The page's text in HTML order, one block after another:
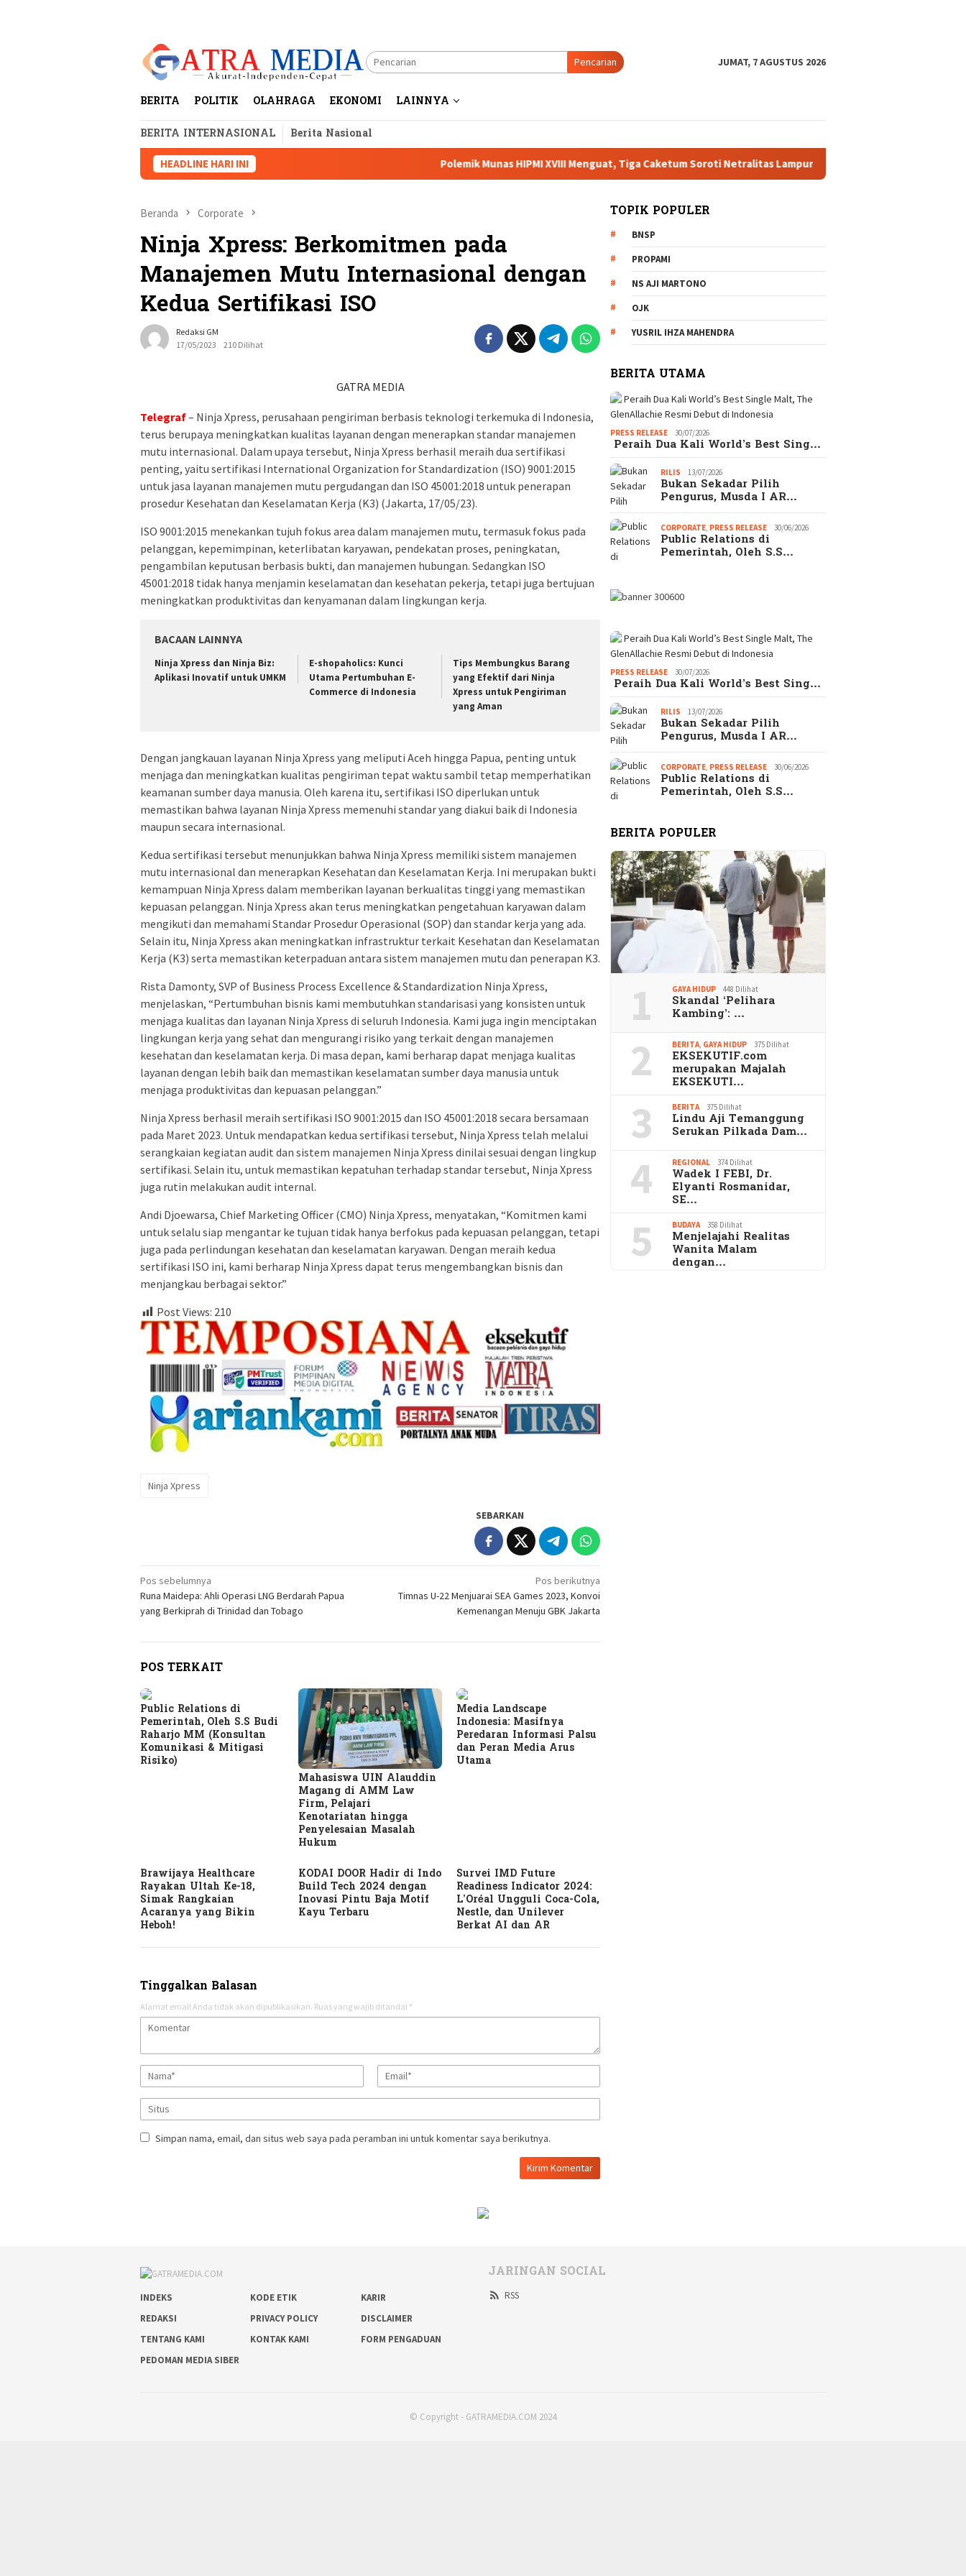
Pencarian JUMAT, 7 AGUSTUS 2026
BERITA POLITIK OLAHRAGA EKONOMI LAINNYA
BERITA INTERNASIONAL Berita Nasional
HEADLINE HARI INI Polemik Munas HIPMI XVIII Menguat, Tiga Caketum Soroti Netralitas Lampung dan Dugaan Pelanggaran AD/ART
Beranda Corporate
Ninja Xpress: Berkomitmen pada
Manajemen Mutu Internasional dengan
Kedua Sertifikasi ISO
Redaksi GM
17/05/2023
210 Dilihat
GATRA MEDIA
Telegraf– Ninja Xpress, perusahaan pengiriman berbasis teknologi terkemuka di Indonesia,
terus berupaya meningkatkan kualitas layanan dengan menerapkan standar manajemen
mutu internasional. Dalam upaya tersebut, Ninja Xpress berhasil meraih dua sertifikasi
penting, yaitu sertifikasi International Organization for Standardization (ISO) 9001:2015
untuk jasa layanan manajemen mutu pergudangan dan ISO 45001:2018 untuk penerapan
prosedur Kesehatan dan Keselamatan Kerja (K3) (Jakarta, 17/05/23).
ISO 9001:2015 menekankan tujuh fokus area dalam manajemen mutu, termasuk fokus pada
pelanggan, kepemimpinan, keterlibatan karyawan, pendekatan proses, peningkatan,
pengambilan keputusan berbasis bukti, dan manajemen hubungan. Sedangkan ISO
45001:2018 tidak hanya menjamin keselamatan dan kesehatan pekerja, tetapi juga bertujuan
meningkatkan produktivitas dan kenyamanan dalam lingkungan kerja.
BACAAN LAINNYA
Ninja Xpress dan Ninja Biz:
Aplikasi Inovatif untuk UMKM
E-shopaholics: Kunci
Utama Pertumbuhan E-
Commerce di Indonesia
Tips Membungkus Barang
yang Efektif dari Ninja
Xpress untuk Pengiriman
yang Aman
Dengan jangkauan layanan Ninja Xpress yang meliputi Aceh hingga Papua, penting untuk
menjaga dan meningkatkan kualitas pengiriman tepat waktu sambil tetap memperhatikan
keamanan sumber daya manusia. Oleh karena itu, sertifikasi ISO diperlukan untuk
memastikan bahwa layanan Ninja Xpress memenuhi standar yang diakui baik di Indonesia
maupun secara internasional.
Kedua sertifikasi tersebut menunjukkan bahwa Ninja Xpress memiliki sistem manajemen
mutu internasional dan menerapkan Kesehatan dan Keselamatan Kerja. Ini merupakan bukti
kemampuan Ninja Xpress dalam memberikan layanan berkualitas tinggi yang memastikan
kepuasan pelanggan. Ninja Xpress akan terus meningkatkan pengetahuan karyawan dalam
mengikuti dan memahami Standar Prosedur Operasional (SOP) dan standar kerja yang ada.
Selain itu, Ninja Xpress akan meningkatkan infrastruktur terkait Kesehatan dan Keselamatan
Kerja (K3) serta memastikan keterpaduan antara sistem manajemen mutu dan penerapan K3.
Rista Damonty, SVP of Business Process Excellence & Standardization Ninja Xpress,
menjelaskan, “Pertumbuhan bisnis kami membutuhkan standarisasi yang konsisten untuk
menjaga kualitas dan layanan Ninja Xpress di seluruh Indonesia. Kami juga ingin menciptakan
lingkungan kerja yang sehat dan mengurangi risiko yang terkait dengan manajemen
kesehatan dan keselamatan kerja. Di masa depan, kami berharap dapat menjaga kualitas
layanan dengan lebih baik dan memastikan keselamatan sumber daya manusia untuk
menjaga produktivitas dan kepuasan pelanggan.”
Ninja Xpress berhasil meraih sertifikasi ISO 9001:2015 dan ISO 45001:2018 secara bersamaan
pada Maret 2023. Untuk mendapatkan kedua sertifikasi tersebut, Ninja Xpress telah melalui
serangkaian kegiatan audit dan sistem manajemen Ninja Xpress dinilai sesuai dengan lingkup
sertifikasi. Selain itu, untuk memastikan kepatuhan terhadap standar tersebut, Ninja Xpress
juga rutin melakukan audit internal.
Andi Djoewarsa, Chief Marketing Officer (CMO) Ninja Xpress, menyatakan, “Komitmen kami
untuk selalu siap mengantar ke tujuan tidak hanya berfokus pada kepuasan pelanggan, tetapi
juga pada perlindungan kesehatan dan keselamatan karyawan. Dengan meraih kedua
sertifikasi ISO ini, kami berharap Ninja Xpress dapat terus mengembangkan bisnis dan
menjangkau berbagai sektor.”
Post Views: 210
Ninja Xpress
SEBARKAN
Navigasi
pos
Pos sebelumnya
Runa Maidepa: Ahli Operasi LNG Berdarah Papua
yang Berkiprah di Trinidad dan Tobago
Pos berikutnya
Timnas U-22 Menjuarai SEA Games 2023, Konvoi
Kemenangan Menuju GBK Jakarta
POS TERKAIT
Public Relations di
Pemerintah, Oleh S.S Budi
Raharjo MM (Konsultan
Komunikasi & Mitigasi
Risiko)
Mahasiswa UIN Alauddin
Magang di AMM Law
Firm, Pelajari
Kenotariatan hingga
Penyelesaian Masalah
Hukum
Media Landscape
Indonesia: Masifnya
Peredaran Informasi Palsu
dan Peran Media Arus
Utama
Brawijaya Healthcare
Rayakan Ultah Ke-18,
Simak Rangkaian
Acaranya yang Bikin
Heboh!
KODAI DOOR Hadir di Indo
Build Tech 2024 dengan
Inovasi Pintu Baja Motif
Kayu Terbaru
Survei IMD Future
Readiness Indicator 2024:
L’Oréal Ungguli Coca-Cola,
Nestle, dan Unilever
Berkat AI dan AR
Tinggalkan Balasan
Alamat email Anda tidak akan dipublikasikan. Ruas yang wajib ditandai *
Simpan nama, email, dan situs web saya pada peramban ini untuk komentar saya berikutnya.
TOPIK POPULER
BNSP
PROPAMI
NS AJI MARTONO
OJK
YUSRIL IHZA MAHENDRA
BERITA UTAMA
PRESS RELEASE 30/07/2026
Peraih Dua Kali World’s Best Sing…
RILIS 13/07/2026
Bukan Sekadar Pilih
Pengurus, Musda I AR…
CORPORATE, PRESS RELEASE 30/06/2026
Public Relations di
Pemerintah, Oleh S.S…
PRESS RELEASE 30/07/2026
Peraih Dua Kali World’s Best Sing…
RILIS 13/07/2026
Bukan Sekadar Pilih
Pengurus, Musda I AR…
CORPORATE, PRESS RELEASE 30/06/2026
Public Relations di
Pemerintah, Oleh S.S…
BERITA POPULER
1 GAYA HIDUP 448 Dilihat
Skandal ‘Pelihara
Kambing’: …
2 BERITA, GAYA HIDUP 375 Dilihat
EKSEKUTIF.com
merupakan Majalah
EKSEKUTI…
3 BERITA 375 Dilihat
Lindu Aji Temanggung
Serukan Pilkada Dam…
4 REGIONAL 374 Dilihat
Wadek I FEBI, Dr.
Elyanti Rosmanidar,
SE…
5 BUDAYA 358 Dilihat
Menjelajahi Realitas
Wanita Malam
dengan…
INDEKS KODE ETIK
KARIR
REDAKSI
PRIVACY POLICY
DISCLAIMER
TENTANG KAMI
KONTAK KAMI
FORM PENGADUAN
PEDOMAN MEDIA SIBER
JARINGAN SOCIAL
RSS
© Copyright - GATRAMEDIA.COM 2024